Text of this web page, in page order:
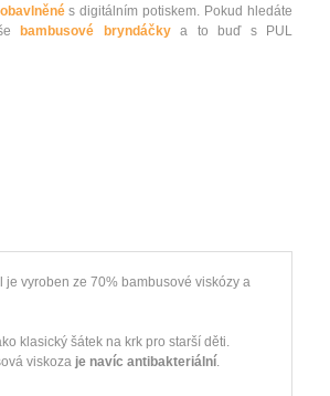
s digitálním potiskem. Pokud hledáte
bambusové bryndáčkya to buď s PUL
je vyroben ze 70% bambusové viskózy a
klasický šátek na krk pro starší děti.
viskoza je navíc antibakteriální